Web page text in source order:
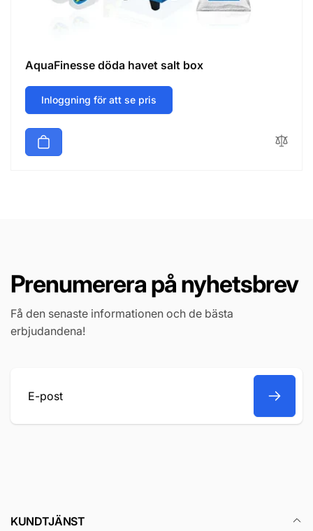
AquaFinesse döda havet salt box
Inloggning för att se pris
Prenumerera på nyhetsbrev
Få den senaste informationen och de bästa
erbjudandena!
E-
KUNDTJÄNST